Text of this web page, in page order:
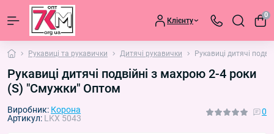
Клієнту
0
Рукавиці та рукавички Дитячі рукавички Рукавиці дитячі
Рукавиці дитячі подвійні з махрою 2-4 роки
(S) "Смужки" Оптом
Виробник: Корона
Артикул: LKX 5043
0